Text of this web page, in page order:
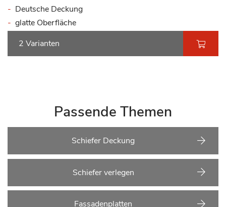
Deutsche Deckung
glatte Oberfläche
2 Varianten
Passende Themen
Schiefer Deckung
Schiefer verlegen
Fassadenplatten